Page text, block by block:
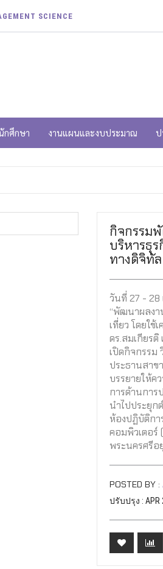
SCIENCE
กศึกษา งานแผนและงบประมาณ
กิจกรรม
บริหารธุร
ทางดิจิทัล
วันที่ 27 - 28
“พัฒนาผลงา
เที่ยว โดยใช้
ดร.สมเกียร
เปิดกิจกรรม
ประธานสาข
บรรยายให้ค
การด้านการ
นำไปประยุก
ห้องปฏิบัติกา
คอมพิวเตอร์
พระนครศรีอ
POSTED BY :
ปรับปรุง : APR